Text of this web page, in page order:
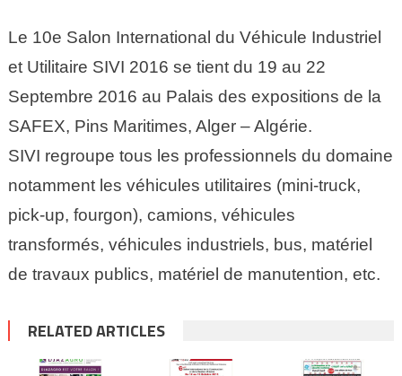
Le 10e Salon International du Véhicule Industriel
et Utilitaire SIVI 2016 se tient du 19 au 22
Septembre 2016 au Palais des expositions de la
SAFEX, Pins Maritimes, Alger – Algérie.
SIVI regroupe tous les professionnels du domaine
notamment les véhicules utilitaires (mini-truck,
pick-up, fourgon), camions, véhicules
transformés, véhicules industriels, bus, matériel
de travaux publics, matériel de manutention, etc.
RELATED ARTICLES